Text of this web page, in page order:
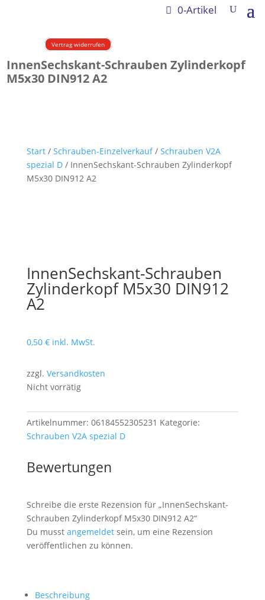
0-Artikel
Vertrag widerrufen
InnenSechskant-Schrauben Zylinderkopf
M5x30 DIN912 A2
Start/ Schrauben-Einzelverkauf/ Schrauben V2A
spezial D/ InnenSechskant-Schrauben Zylinderkopf
M5x30 DIN912 A2
InnenSechskant-Schrauben
Zylinderkopf M5x30 DIN912
A2
0,50 € inkl. MwSt.
zzgl. Versandkosten
Nicht vorrätig
Artikelnummer: 06184552305231 Kategorie:
Schrauben V2A spezial D
Bewertungen
Schreibe die erste Rezension für „InnenSechskant-
Schrauben Zylinderkopf M5x30 DIN912 A2“
Du musst angemeldetsein, um eine Rezension
veröffentlichen zu können.
Beschreibung